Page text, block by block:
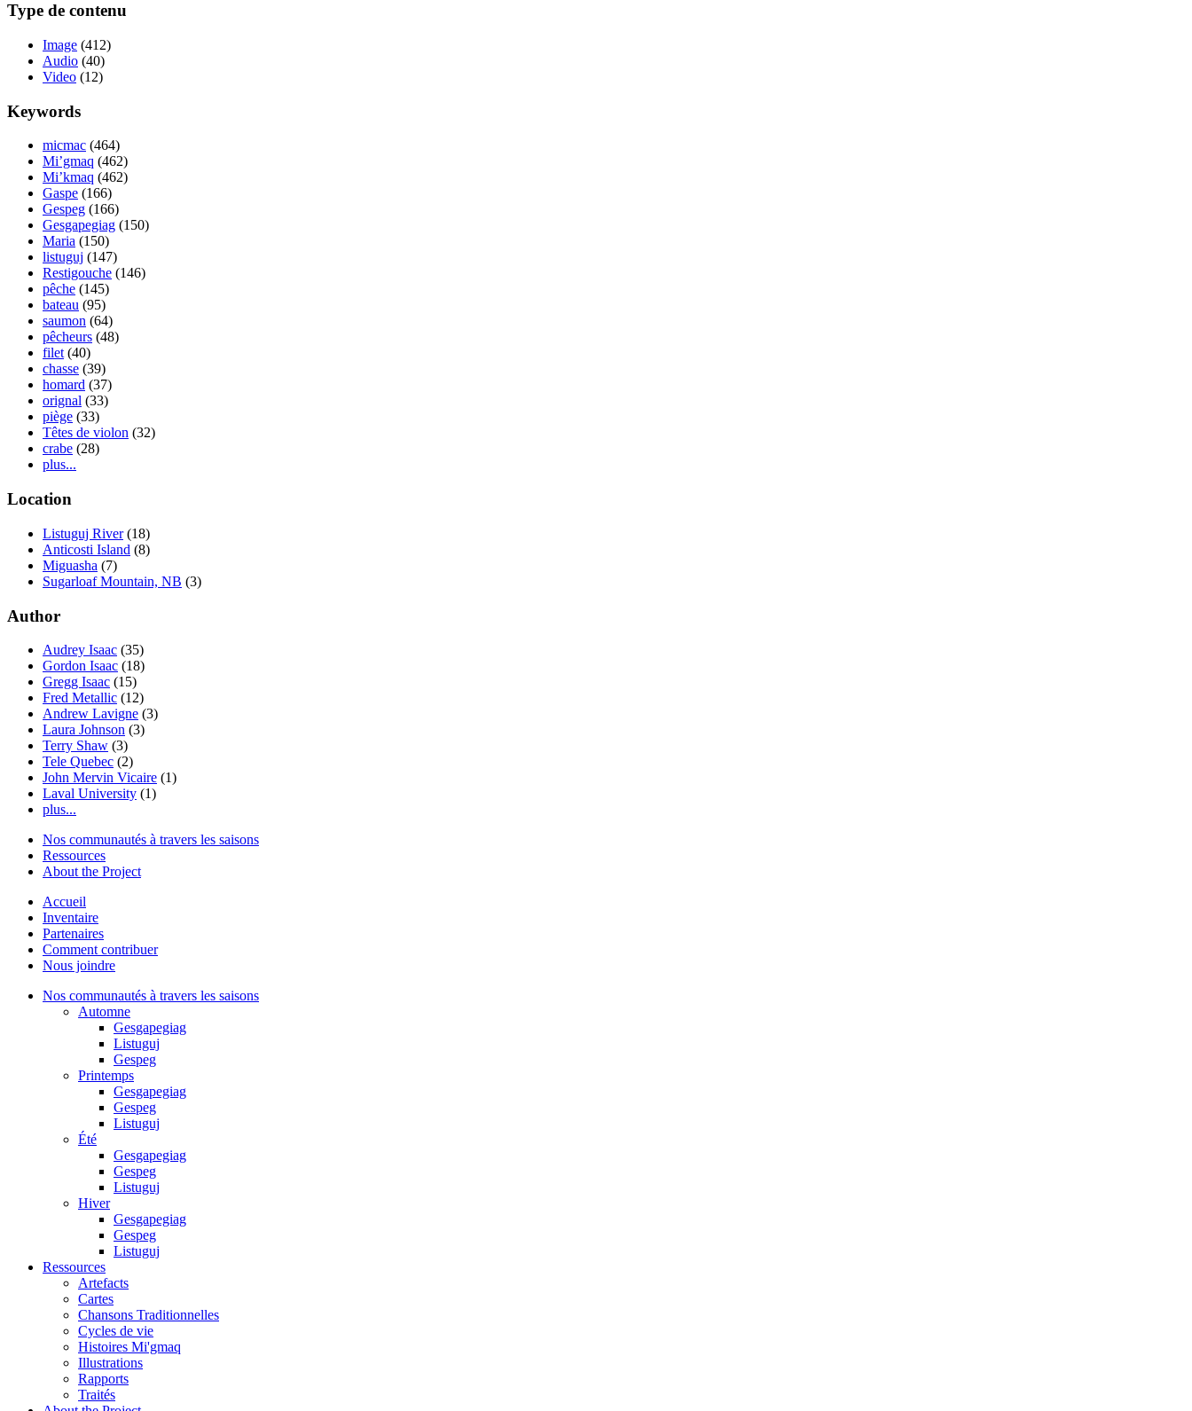
Type de contenu
Image (412)
Audio (40)
Video (12)
Keywords
micmac (464)
Mi’gmaq (462)
Mi’kmaq (462)
Gaspe (166)
Gespeg (166)
Gesgapegiag (150)
Maria (150)
listuguj (147)
Restigouche (146)
pêche (145)
bateau (95)
saumon (64)
pêcheurs (48)
filet(40)
chasse (39)
homard (37)
orignal (33)
piège (33)
Têtes de violon (32)
crabe (28)
plus...
Location
Listuguj River(18)
Anticosti Island (8)
Miguasha (7)
Sugarloaf Mountain, NB (3)
Author
Audrey Isaac (35)
Gordon Isaac (18)
Gregg Isaac (15)
Fred Metallic (12)
Andrew Lavigne (3)
Laura Johnson (3)
Terry Shaw (3)
Tele Quebec (2)
John Mervin Vicaire (1)
Laval University (1)
plus...
Nos communautés à travers les saisons
Ressources
About the Project
Accueil
Inventaire
Partenaires
Comment contribuer
Nous joindre
Nos communautés à travers les saisons
Automne
Gesgapegiag
Listuguj
Gespeg
Printemps
Gesgapegiag
Gespeg
Listuguj
Été
Gesgapegiag
Gespeg
Listuguj
Hiver
Gesgapegiag
Gespeg
Listuguj
Ressources
Artefacts
Cartes
Chansons Traditionnelles
Cycles de vie
Histoires Mi'gmaq
Illustrations
Rapports
Traités